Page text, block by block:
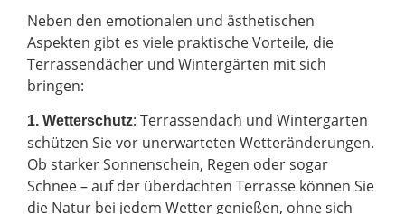
Neben den emotionalen und ästhetischen
Aspekten gibt es viele praktische Vorteile, die
Terrassendächer und Wintergärten mit sich
bringen:
1. Wetterschutz: Terrassendach und Wintergarten
schützen Sie vor unerwarteten Wetteränderungen.
Ob starker Sonnenschein, Regen oder sogar
Schnee – auf der überdachten Terrasse können Sie
die Natur bei jedem Wetter genießen, ohne sich